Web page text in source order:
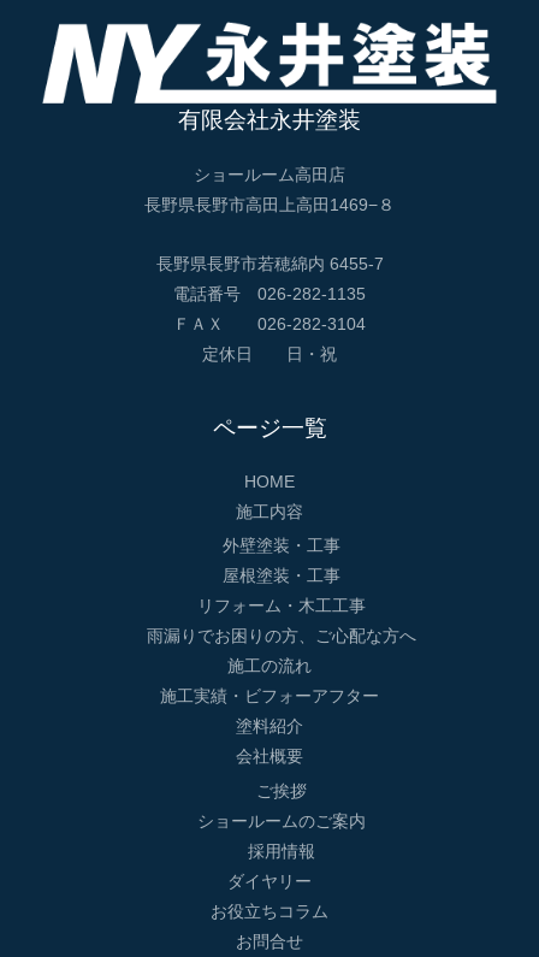
有限会社永井塗装
ショールーム高田店
長野県長野市高田上高田1469−８
長野県長野市若穂綿内 6455-7
電話番号 026-282-1135
ＦＡＸ 026-282-3104
定休日 日・祝
ページ一覧
HOME
施工内容
外壁塗装・工事
屋根塗装・工事
リフォーム・木工工事
雨漏りでお困りの方、ご心配な方へ
施工の流れ
施工実績・ビフォーアフター
塗料紹介
会社概要
ご挨拶
ショールームのご案内
採用情報
ダイヤリー
お役立ちコラム
お問合せ